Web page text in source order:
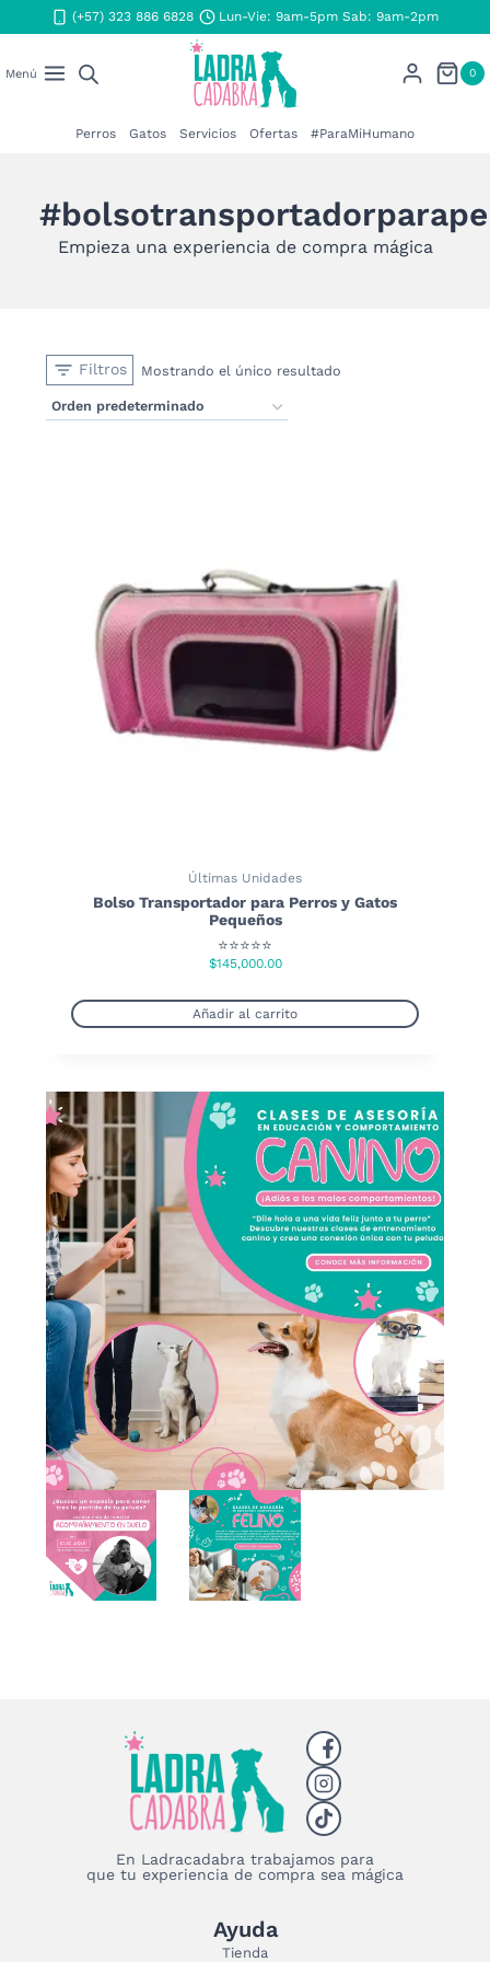
al
(+57) 323 886 6828 Lun-Vie: 9am-5pm Sab: 9am-2pm
Menú 0
Perros Gatos Servicios Ofertas #ParaMiHumano
Empieza una experiencia de compra mágica
Filtros Mostrando el único resultado
Últimas Unidades
Bolso Transportador para Perros y Gatos
Pequeños
⭐⭐⭐⭐⭐
$145,000.00
Añadir al carrito
En Ladracadabra trabajamos para
que tu experiencia de compra sea mágica
Ayuda
Tienda